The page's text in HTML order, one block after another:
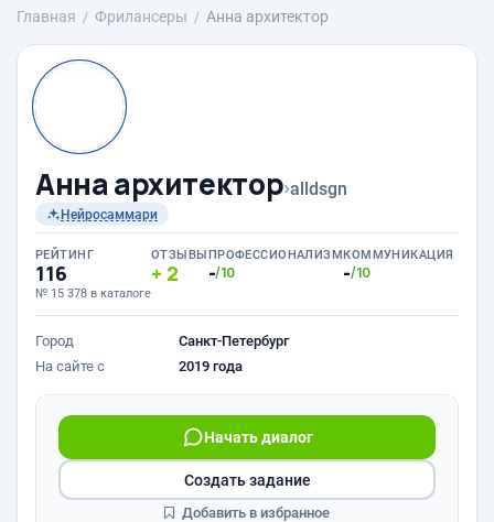
Главная Фрилансеры Анна архитектор
Анна архитектор›alldsgn
Нейросаммари
РЕЙТИНГ
116
№ 15 378 в каталоге
ОТЗЫВЫ
2
ПРОФЕССИОНАЛИЗМ
-/10
КОММУНИКАЦИЯ
-/10
Город
Санкт-Петербург
На сайте с
2019 года
Начать диалог
Создать задание
Добавить в избранное